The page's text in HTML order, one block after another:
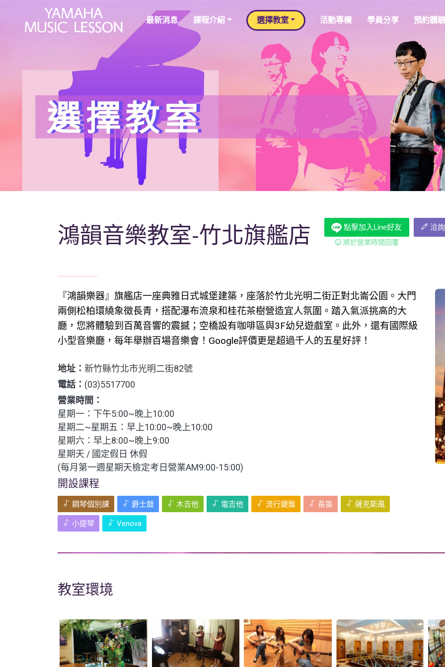
最新消息 課程介紹 選擇教室 活動專欄 學員分享 預約體
鴻韻音樂教室-竹北旗艦店 點擊加入Line好友
將於營業時間回覆
洽
『鴻韻樂器』旗艦店一座典雅日式城堡建築，座落於竹北光明二街正對北崙公園。大門
兩側松柏環繞象徵長青，搭配瀑布流泉和桂花茶樹營造宜人氛圍。踏入氣派挑高的大
廳，您將體驗到百萬音響的震撼；空橋設有咖啡區與3F幼兒遊戲室。此外，還有國際級
小型音樂廳，每年舉辦百場音樂會！Google評價更是超過千人的五星好評！
地址： 新竹縣竹北市光明二街82號
電話： (03)5517700
營業時間：
星期一：下午5:00~晚上10:00
星期二~星期五：早上10:00~晚上10:00
星期六：早上8:00~晚上9:00
星期天 / 國定假日 休假
(每月第一週星期天檢定考日營業AM9:00-15:00)
開設課程
鋼琴個別課 爵士鼓 木吉他 電吉他 流行鍵盤 長笛 薩克斯風
小提琴 Venova
教室環境